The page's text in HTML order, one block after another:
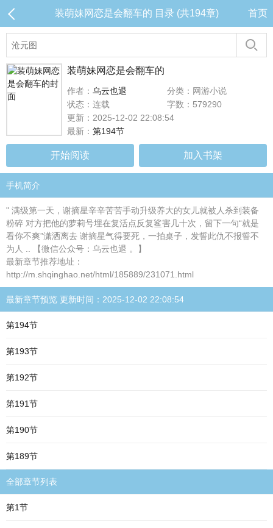
装萌妹网恋是会翻车的 目录 (共194章) 首页
装萌妹网恋是会翻车的
作者： 乌云也退
分类：网游小说
状态：连载
字数：579290
更新：2025-12-02 22:08:54
最新： 第194节
开始阅读 加入书架
手机简介
" 满级第一天，谢摘星辛辛苦苦手动升级养大的女儿就被人杀到装备
粉碎 对方把他的萝莉号埋在复活点反复鲨害几十次，留下一句“就是
看你不爽”潇洒离去 谢摘星气得要死，一拍桌子，发誓此仇不报誓不
为人 .. 【微信公众号：乌云也退 。】
最新章节推荐地址：
http://m.shqinghao.net/html/185889/231071.html
最新章节预览 更新时间：2025-12-02 22:08:54
第194节
第193节
第192节
第191节
第190节
第189节
全部章节列表
第1节